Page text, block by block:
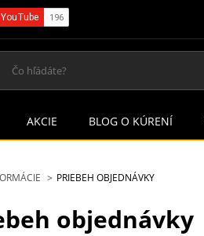
PRIEBEH OBJEDNÁVKY
objednávky
AKCIE BLOG O KÚRENÍ